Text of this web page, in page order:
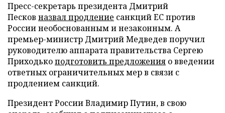
Пресс-секретарь президента Дмитрий
Песков назвал продление санкций ЕС против
России необоснованным и незаконным. А
премьер-министр Дмитрий Медведев поручил
руководителю аппарата правительства Сергею
Приходькоподготовить предложения о введении
ответных ограничительных мер в связи с
продлением санкций.
Президент России Владимир Путин, в свою